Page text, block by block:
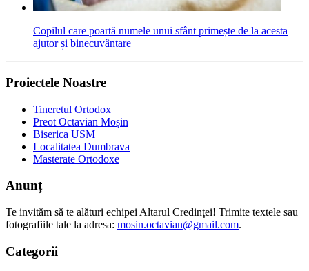
Copilul care poartă numele unui sfânt primește de la acesta
ajutor și binecuvântare
Proiectele Noastre
Tineretul Ortodox
Preot Octavian Moșin
Biserica USM
Localitatea Dumbrava
Masterate Ortodoxe
Anunț
Te invităm să te alături echipei Altarul Credinţei! Trimite textele sau
fotografiile tale la adresa: mosin.octavian@gmail.com.
Categorii